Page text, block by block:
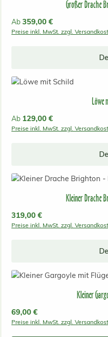
Großer Drache
Regulärer Preis:
Ab 359,00 €
Preise inkl. MwSt. zzgl.
Löwe
Regulärer Preis:
Ab 129,00 €
Preise inkl. MwSt. zzgl.
Kleiner Drache
Regulärer Preis:
319,00 €
Preise inkl. MwSt. zzgl.
Kleiner
Regulärer Preis:
69,00 €
Preise inkl. MwSt. zzgl.